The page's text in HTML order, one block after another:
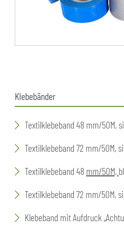
Klebebänder
Textilklebeband 48 mm/50M,
Textilklebeband 72 mm/50M,
Textilklebeband 48 mm/50M,
Textilklebeband 72 mm/50M,
Klebeband mit Aufdruck